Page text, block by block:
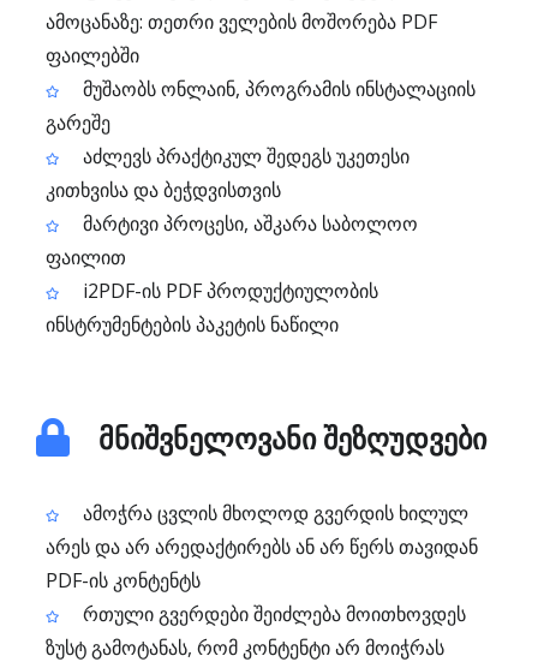
ამოცანაზე: თეთრი ველების მოშორება PDF
ფაილებში
მუშაობს ონლაინ, პროგრამის ინსტალაციის
გარეშე
აძლევს პრაქტიკულ შედეგს უკეთესი
კითხვისა და ბეჭდვისთვის
მარტივი პროცესი, აშკარა საბოლოო
ფაილით
i2PDF-ის PDF პროდუქტიულობის
ინსტრუმენტების პაკეტის ნაწილი
მნიშვნელოვანი შეზღუდვები
ამოჭრა ცვლის მხოლოდ გვერდის ხილულ
არეს და არ არედაქტირებს ან არ წერს თავიდან
PDF-ის კონტენტს
რთული გვერდები შეიძლება მოითხოვდეს
ზუსტ გამოტანას, რომ კონტენტი არ მოიჭრას